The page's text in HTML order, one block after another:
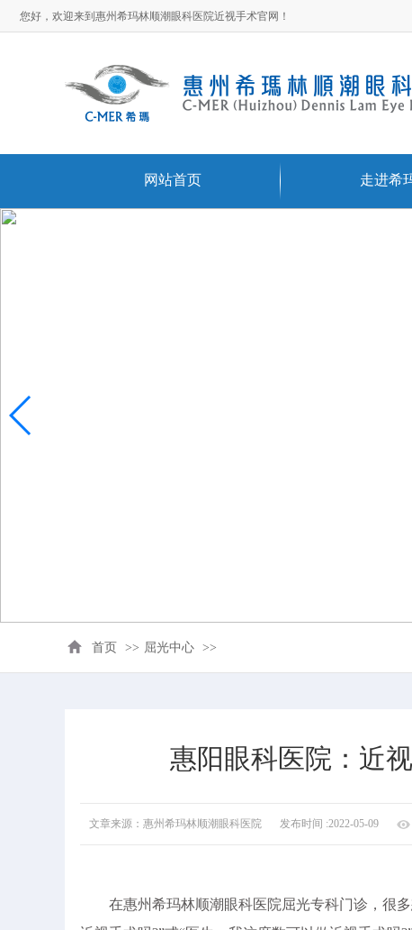
您好，欢迎来到惠州希玛林顺潮眼科医院近视手术官网！
网站首页 走进希
首页 >> 屈光中心 >>
惠阳眼科医院：近
文章来源：惠州希玛林顺潮眼科医院 发布时间 :2022-05-09
在惠州希玛林顺潮眼科医院屈光专科门诊，很多